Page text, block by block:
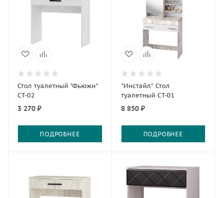
Стол туалетный "Фьюжн"
СТ-02
3 270 ₽
ПОДРОБНЕЕ
"Инстайл" Стол
туалетный СТ-01
8 850 ₽
ПОДРОБНЕЕ